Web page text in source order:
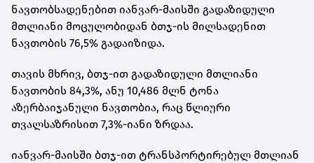
ნავთობსადენებით იანვარ-მაისში გადაზიდული
მთლიანი მოცულობიდან ბთჯ-ის მილსადენით
ნავთობის 76,5% გადაიზიდა.
თავის მხრივ, ბთჯ-ით გადაზიდული მთლიანი
ნავთობის 84,3%, ანუ 10,486 მლნ ტონა
აზერბაიჯანული ნავთობია, რაც წლიური
თვალსაზრისით 7,3%-იანი ზრდაა.
იანვარ-მაისში ბთჯ-ით ტრანსპორტირებულ მთლიან